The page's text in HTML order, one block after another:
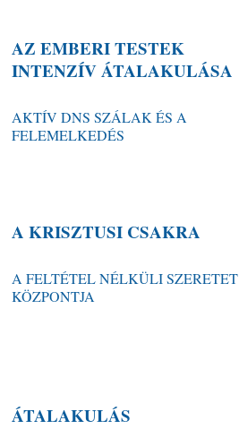
AZ EMBERI TESTEK
INTENZÍV ÁTALAKULÁSA
AKTÍV DNS SZÁLAK ÉS A
FELEMELKEDÉS
A KRISZTUSI CSAKRA
A FELTÉTEL NÉLKÜLI SZERETET
KÖZPONTJA
ÁTALAKULÁS